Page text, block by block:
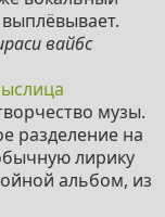
вайбс
музы.
разделение на
лирику
альбом, из